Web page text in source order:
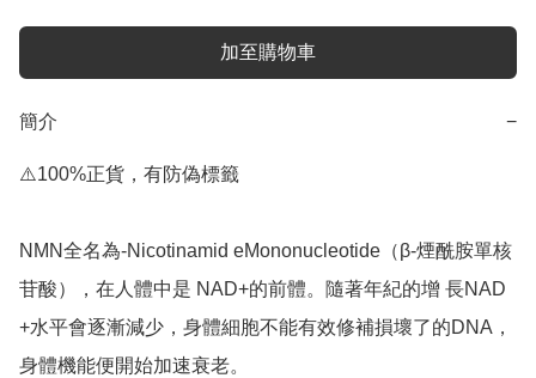
加至購物車
簡介 −
⚠️100%正貨，有防偽標籤
NMN全名為-Nicotinamid eMononucleotide（β-煙酰胺單核
苷酸），在人體中是 NAD+的前體。隨著年紀的增 長NAD
+水平會逐漸減少，身體細胞不能有效修補損壞了的DNA，
身體機能便開始加速衰老。